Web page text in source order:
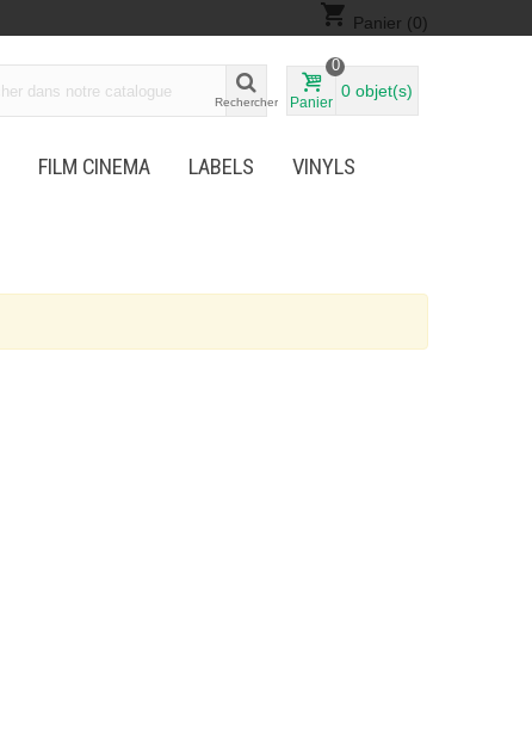
shopping_cart Panier (0)
Rechercher Panier
0
0 objet(s)
FILM CINEMA LABELS
VINYLS